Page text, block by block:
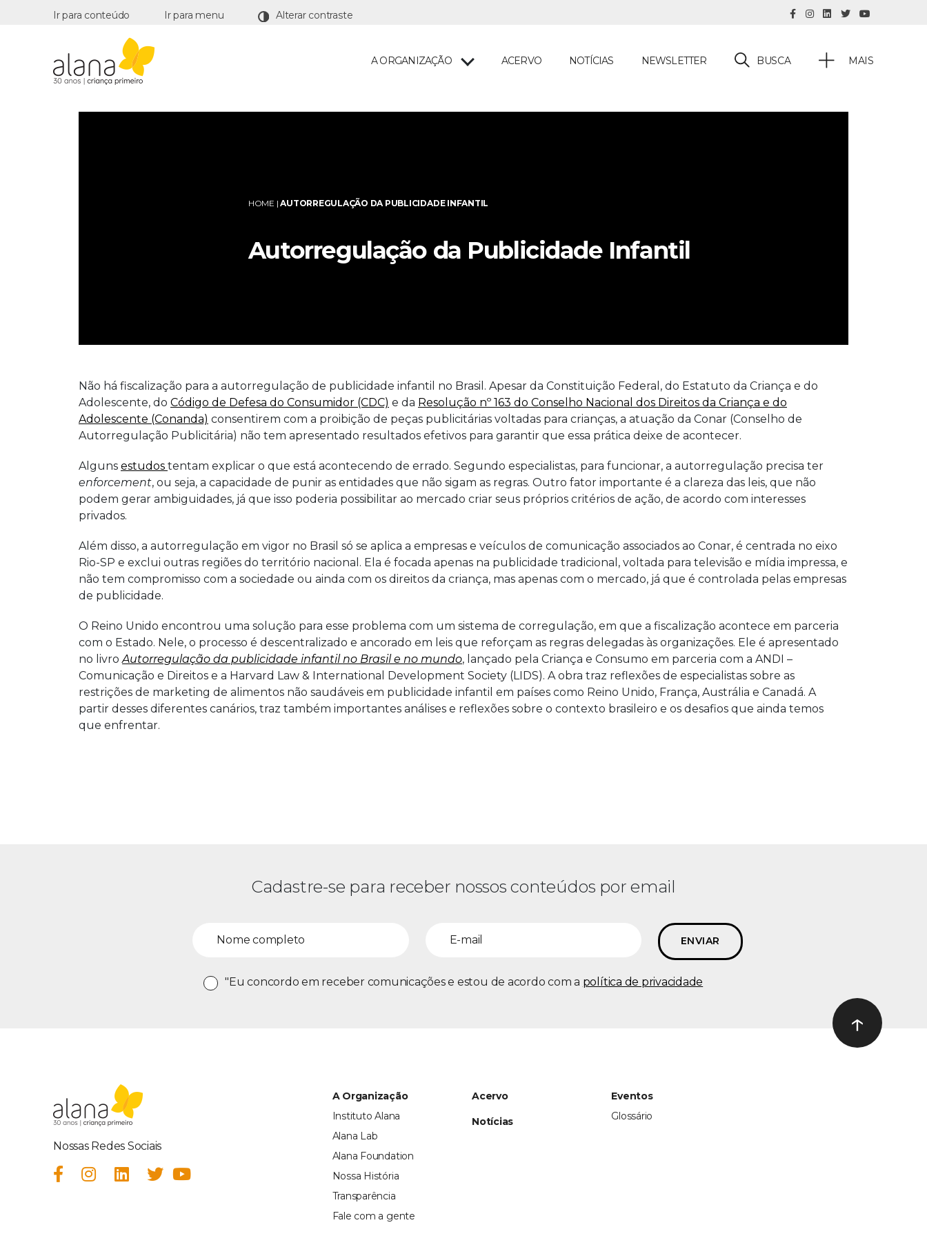
Ir para conteúdo Ir para menu
A ORGANIZAÇÃO ACERVO NOTÍCIAS NEWSLETTER BUSCA MAIS
HOME |AUTORREGULAÇÃO DA PUBLICIDADE INFANTIL
Autorregulação da Publicidade Infantil
Não há fiscalização para a autorregulação de publicidade infantil no Brasil. Apesar da Constituição Federal, do Estatuto da Criança e do
Adolescente, do Código de Defesa do Consumidor (CDC) e da Resolução nº 163 do Conselho Nacional dos Direitos da Criança e do
Adolescente (Conanda) consentirem com a proibição de peças publicitárias voltadas para crianças, a atuação da Conar (Conselho de
Autorregulação Publicitária) não tem apresentado resultados efetivos para garantir que essa prática deixe de acontecer.
Alguns estudos tentam explicar o que está acontecendo de errado. Segundo especialistas, para funcionar, a autorregulação precisa ter
enforcement, ou seja, a capacidade de punir as entidades que não sigam as regras. Outro fator importante é a clareza das leis, que não
podem gerar ambiguidades, já que isso poderia possibilitar ao mercado criar seus próprios critérios de ação, de acordo com interesses
privados.
Além disso, a autorregulação em vigor no Brasil só se aplica a empresas e veículos de comunicação associados ao Conar, é centrada no eixo
Rio-SP e exclui outras regiões do território nacional. Ela é focada apenas na publicidade tradicional, voltada para televisão e mídia impressa, e
não tem compromisso com a sociedade ou ainda com os direitos da criança, mas apenas com o mercado, já que é controlada pelas empresas
de publicidade.
O Reino Unido encontrou uma solução para esse problema com um sistema de corregulação, em que a fiscalização acontece em parceria
com o Estado. Nele, o processo é descentralizado e ancorado em leis que reforçam as regras delegadas às organizações. Ele é apresentado
no livroAutorregulação da publicidade infantil no Brasil e no mundo, lançado pela Criança e Consumo em parceria com a ANDI –
Comunicação e Direitos e a Harvard Law & International Development Society (LIDS). A obra traz reflexões de especialistas sobre as
restrições de marketing de alimentos não saudáveis em publicidade infantil em países como Reino Unido, França, Austrália e Canadá. A
partir desses diferentes canários, traz também importantes análises e reflexões sobre o contexto brasileiro e os desafios que ainda temos
que enfrentar.
Cadastre-se para receber nossos conteúdos por email
"Eu concordo em receber comunicações e estou de acordo com a política de privacidade
Ir ao topo
↑
Nossas Redes Sociais
A Organização
Instituto Alana
Alana Lab
Alana Foundation
Nossa História
Transparência
Fale com a gente
Acervo
Notícias
Eventos
Glossário